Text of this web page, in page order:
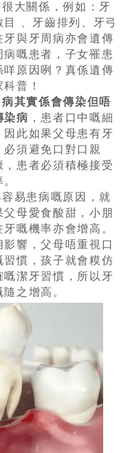
大關係，例如：牙
、牙齒排列、牙弓
與牙周病亦會遺傳
嘅患者，子女罹患
原因咧？真係遺傳
普！
其實係會傳染但唔
染病 ，患者口中嘅細
此如果父母患有牙
須避免口對口親
患者必須積極接受
易患病嘅原因，就
母愛食酸甜，小朋
嘅機率亦會增高。
響，父母唔重視口
慣，孩子就會糢仿
潔牙習慣，所以牙
之增高。